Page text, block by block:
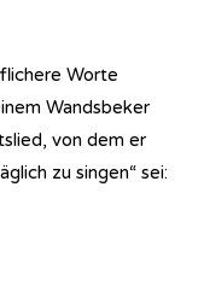
Worte
Wandsbeker
von dem er
zu singen“ sei: